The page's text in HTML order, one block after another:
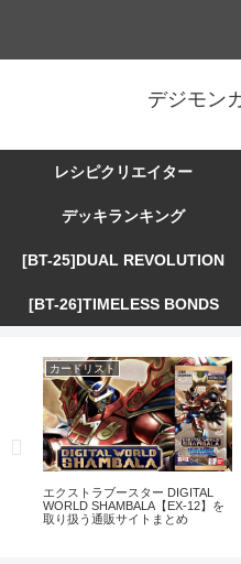
デジモン
レシピクリエイター
デッキランキング
[BT-25]DUAL REVOLUTION
[BT-26]TIMELESS BONDS
カードリスト
エクストラブースター DIGITAL
WORLD SHAMBALA【EX-12】を
取り扱う通販サイトまとめ